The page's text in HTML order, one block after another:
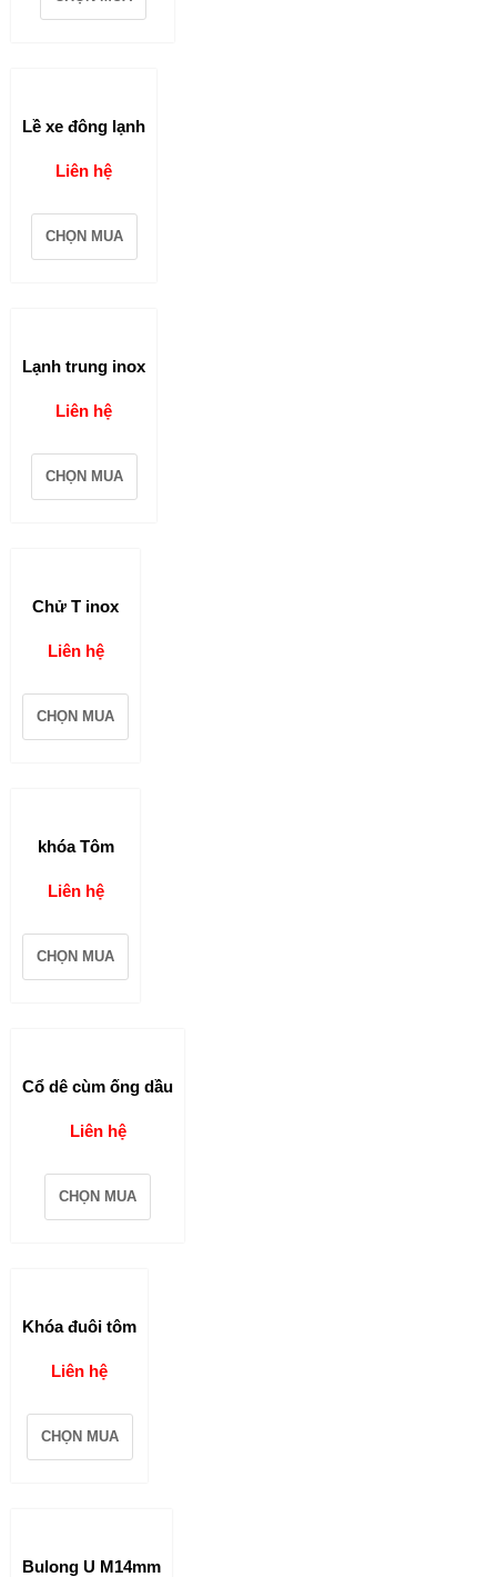
Lề xe đông lạnh
Liên hệ
CHỌN MUA
Lạnh trung inox
Liên hệ
CHỌN MUA
Chử T inox
Liên hệ
CHỌN MUA
khóa Tôm
Liên hệ
CHỌN MUA
Cổ dê cùm ống dầu
Liên hệ
CHỌN MUA
Khóa đuôi tôm
Liên hệ
CHỌN MUA
Bulong U M14mm